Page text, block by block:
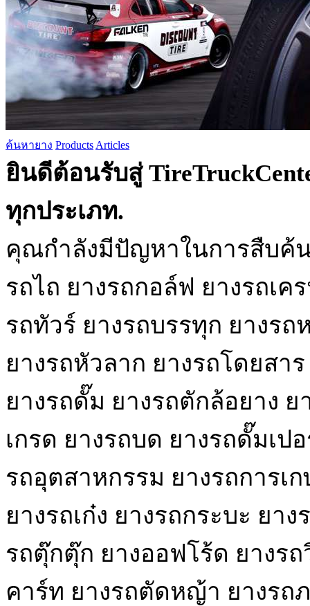
ค้นหายาง Products Articles
ยินดีต้อนรับสู่
ทุกประเภท.
คุณกำลังมีปัญหาในการสืบค้
รถไถ ยางรถกอล์ฟ ยางรถเค
รถทัวร์ ยางรถบรรทุก ยางรถ
ยางรถหัวลาก ยางรถโดยสา
ยางรถดั๊ม ยางรถตักล้อยาง ย
เกรด ยางรถบด ยางรถดั๊มเ
รถอุตสาหกรรม ยางรถการเ
ยางรถเก๋ง ยางรถกระบะ ยา
รถตุ๊กตุ๊ก ยางออฟโร้ด ยางร
คาร์ท ยางรถตัดหญ้า ยางรถ